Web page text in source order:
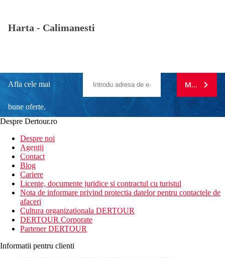
Harta - Calimanesti
Afla cele mai
bune oferte.
newsletter!
MA
Despre Dertour.ro
Despre noi
Agentii
Contact
Blog
Cariere
Licente, documente juridice si contractul cu turistul
Nota de informare privind protectia datelor pentru contactele de
afaceri
Cultura organizationala DERTOUR
DERTOUR Corporate
Partener DERTOUR
Informatii pentru clienti